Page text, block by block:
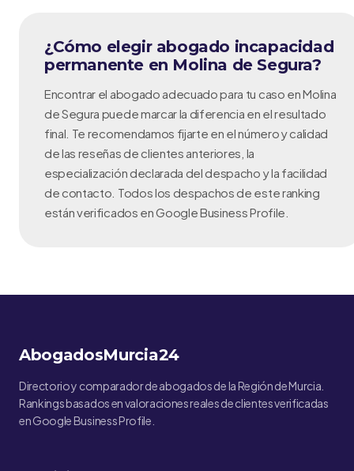
¿Cómo elegir abogado incapacidad
permanente en Molina de Segura?
Encontrar el abogado adecuado para tu caso en Molina
de Segura puede marcar la diferencia en el resultado
final. Te recomendamos fijarte en el número y calidad
de las reseñas de clientes anteriores, la
especialización declarada del despacho y la facilidad
de contacto. Todos los despachos de este ranking
están verificados en Google Business Profile.
AbogadosMurcia24
Directorio y comparador de abogados de la Región de Murcia.
Rankings basados en valoraciones reales de clientes verificadas
en Google Business Profile.